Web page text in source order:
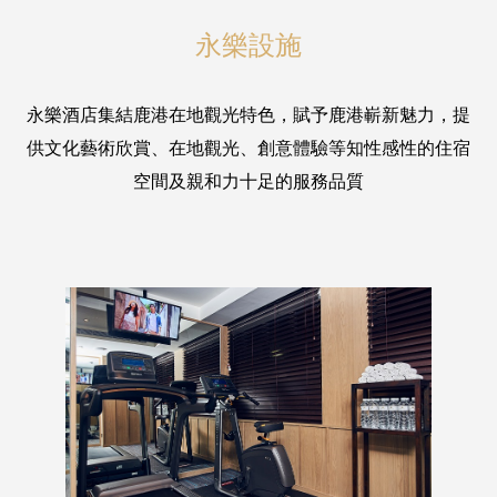
永樂設施
永樂酒店集結鹿港在地觀光特色，賦予鹿港嶄新魅力，提
供文化藝術欣賞、在地觀光、創意體驗等知性感性的住宿
空間及親和力十足的服務品質